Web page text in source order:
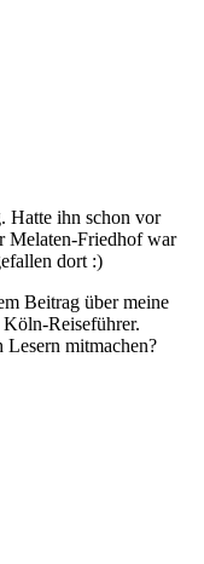
Hatte ihn schon vor
Melaten-Friedhof war
dort :)
Beitrag über meine
Reiseführer.
mitmachen?